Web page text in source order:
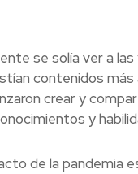
se solía ver a
contenidos más
crear y
y
de la pandemia